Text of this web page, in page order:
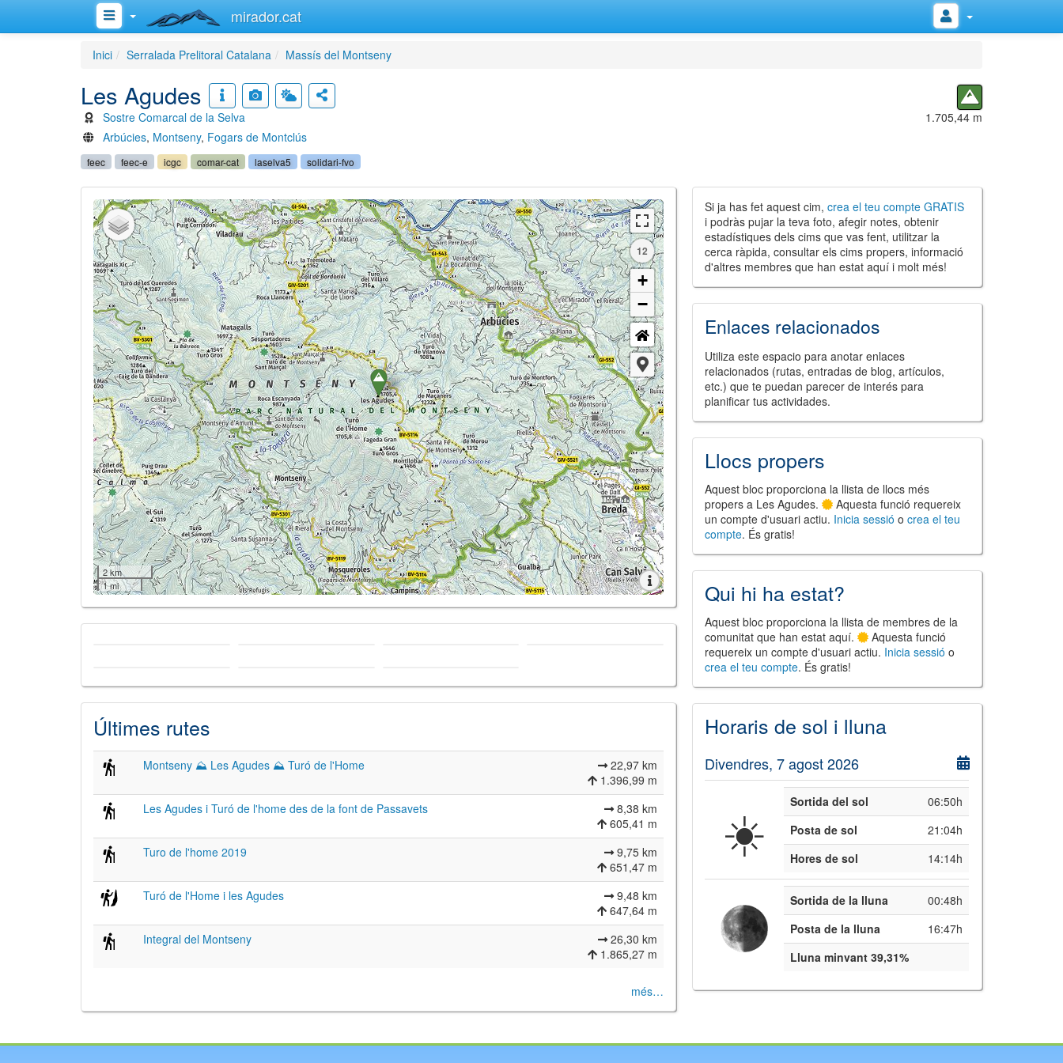
mirador.cat
Inici Serralada Prelitoral Catalana Massís del Montseny
Les Agudes
Sostre Comarcal de la Selva
Arbúcies, Montseny, Fogars de Montclús
1.705,44 m
feec feec-e icgc comar-cat laselva5 solidari-fvo
12
+
−
2 km
1 mi
CC BY-SH 4.0 )
Últimes rutes
Montseny ⛰ Les Agudes ⛰ Turó de l'Home
22,97 km
1.396,99 m
Les Agudes i Turó de l'home des de la font de Passavets
8,38 km
605,41 m
Turo de l'home 2019
9,75 km
651,47 m
Turó de l'Home i les Agudes
9,48 km
647,64 m
Integral del Montseny
26,30 km
1.865,27 m
més…
Si ja has fet aquest cim,crea el teu compte GRATIS
i podràs pujar la teva foto, afegir notes, obtenir
estadístiques dels cims que vas fent, utilitzar la
cerca ràpida, consultar els cims propers, informació
d'altres membres que han estat aquí i molt més!
Enlaces relacionados
Utiliza este espacio para anotar enlaces
relacionados (rutas, entradas de blog, artículos,
etc.) que te puedan parecer de interés para
planificar tus actividades.
Llocs propers
Aquest bloc proporciona la llista de llocs més
propers a Les Agudes.
Aquesta funció requereix
un compte d'usuari actiu. Inicia sessió ocrea el teu
compte. És gratis!
Qui hi ha estat?
Aquest bloc proporciona la llista de membres de la
comunitat que han estat aquí.
Aquesta funció
requereix un compte d'usuari actiu. Inicia sessió o
crea el teu compte. És gratis!
Horaris de sol i lluna
Divendres, 7 agost 2026
☀️ Sortida del sol
06:50h
Posta de sol
21:04h
Hores de sol
14:14h
Sortida de la lluna
00:48h
Posta de la lluna
16:47h
Lluna minvant 39,31%